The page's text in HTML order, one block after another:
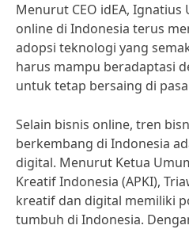
Menurut CEO idEA, Ignatius
online di Indonesia terus
adopsi teknologi yang
harus mampu beradaptasi
untuk tetap bersaing di
Selain bisnis online, tren
berkembang di Indonesia
digital. Menurut Ketua
Kreatif Indonesia (APKI),
kreatif dan digital memiliki
tumbuh di Indonesia.